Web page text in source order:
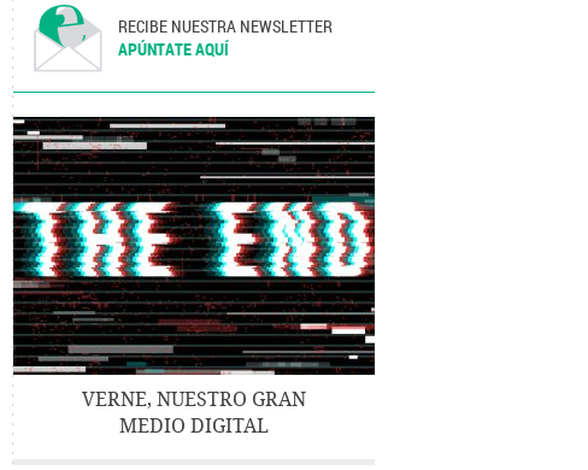
RECIBE NUESTRA NEWSLETTER
APÚNTATE AQUÍ
VERNE, NUESTRO GRAN
MEDIO DIGITAL